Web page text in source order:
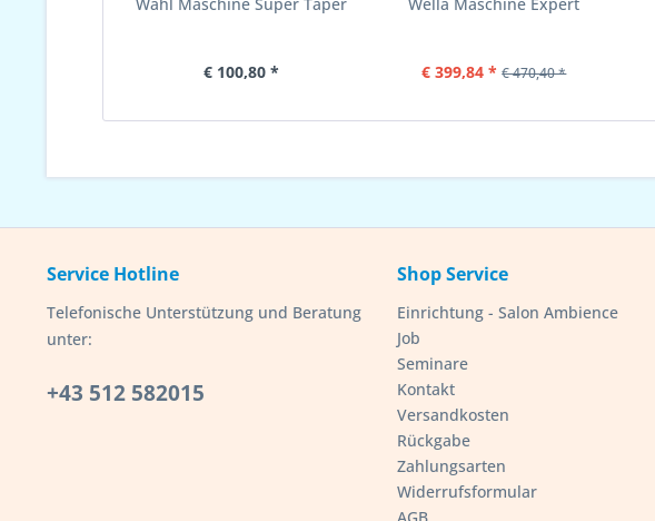
€ 100,80 * € 399,84 * € 470,40 *
Service Hotline
Telefonische Unterstützung und Beratung
unter:
+43 512 582015
Shop Service
Einrichtung - Salon Ambience
Job
Seminare
Kontakt
Versandkosten
Rückgabe
Zahlungsarten
Widerrufsformular